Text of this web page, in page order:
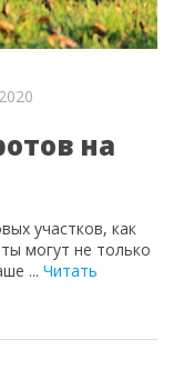
на
участков, как
могут не только
... Читать